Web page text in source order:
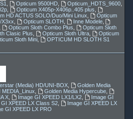
Opticum 9500HD, Opticum_HDTS_9600,
, Opticum X405p-X406p..405 plus
HD ACTUS SOLO/Duo/Mini Linux
Opticum
X3xx Opticum SLOTH Inne Modele,
Opticum Sloth Combo Plus
Opticum Sloth
Clasic Plus Opticum Sloth Ultra,
Opticum
Sloth Mini,
OPTICUM HD SLOTH S1
(Media) HD/UNI-BOX,
Golden Media
MEDIA_Linux Golden Media Hypercube,
X
Image GI XPEED LX1/LX2,
Image GI
GI XPEED LX Class S2,
Image GI XPEED LX
GI XPEED LX PRO